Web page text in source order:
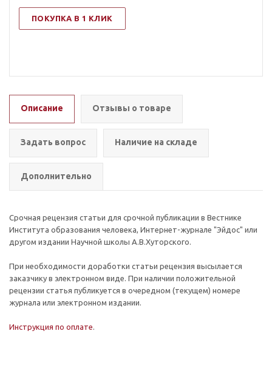
ПОКУПКА В 1 КЛИК
Описание Отзывы о товаре
Задать вопрос Наличие на складе
Дополнительно
Срочная рецензия статьи для срочной публикации в Вестнике
Института образования человека, Интернет-журнале "Эйдос" или
другом издании Научной школы А.В.Хуторского.
При необходимости доработки статьи рецензия высылается
заказчику в электронном виде. При наличии положительной
рецензии статья публикуется в очередном (текущем) номере
журнала или электронном издании.
Инструкция по оплате.